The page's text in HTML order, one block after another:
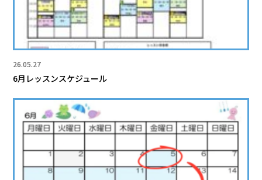
26.05.27
6月レッスンスケジュール